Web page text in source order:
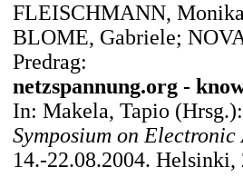
FLEISCHMANN,
BLOME, Gabriele;
Predrag:
netzspannung.org -
In: Makela, Tapio (Hrsg.):
Symposium on Electronic
14.-22.08.2004. Helsinki,